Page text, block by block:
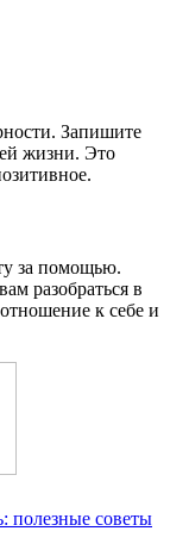
Запишите
жизни. Это
за помощью.
разобраться в
к себе и
полезные советы